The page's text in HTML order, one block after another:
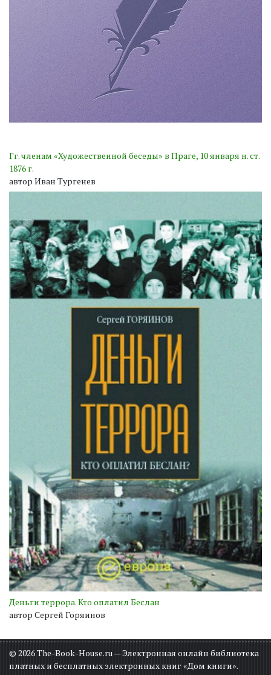
Гг. членам «Художественной беседы» в Праге, 10 января н. ст.
1876 г.
автор Иван Тургенев
Деньги террора. Кто оплатил Беслан
автор Сергей Горяинов
© 2026 The-Book-House.ru — Электронная онлайн библиотека
платных и бесплатных электронных книг «Дом книги».